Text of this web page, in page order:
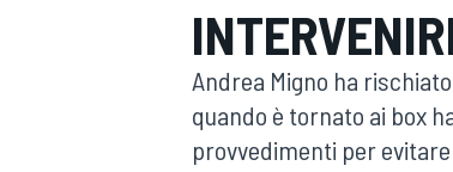
MOTOGP
Andrea Migno ha
quando è tornato ai box
provvedimenti per